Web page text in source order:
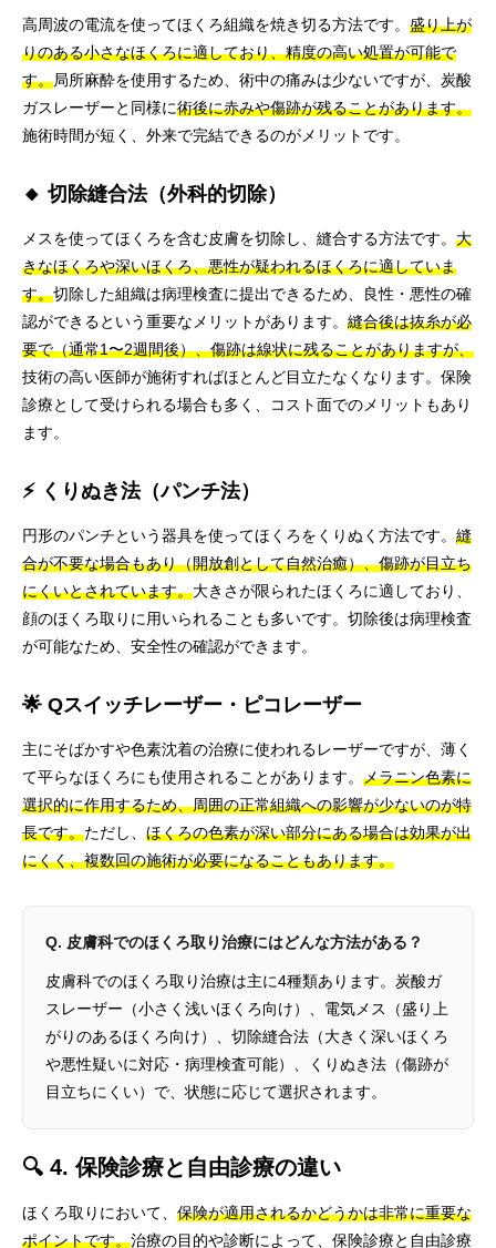
高周波の電流を使ってほくろ組織を焼き切る方法です。 盛り上が
りのある小さなほくろに適しており、精度の高い処置が可能で
す。局所麻酔を使用するため、術中の痛みは少ないですが、炭酸
ガスレーザーと同様に術後に赤みや傷跡が残ることがあります。
施術時間が短く、外来で完結できるのがメリットです。
🔸 切除縫合法（外科的切除）
メスを使ってほくろを含む皮膚を切除し、縫合する方法です。 大
きなほくろや深いほくろ、悪性が疑われるほくろに適していま
す。切除した組織は病理検査に提出できるため、良性・悪性の確
認ができるという重要なメリットがあります。 縫合後は抜糸が必
要で（通常1〜2週間後）、傷跡は線状に残ることがありますが、
技術の高い医師が施術すればほとんど目立たなくなります。保険
診療として受けられる場合も多く、コスト面でのメリットもあり
ます。
⚡ くりぬき法（パンチ法）
円形のパンチという器具を使ってほくろをくりぬく方法です。 縫
合が不要な場合もあり（開放創として自然治癒）、傷跡が目立ち
にくいとされています。大きさが限られたほくろに適しており、
顔のほくろ取りに用いられることも多いです。切除後は病理検査
が可能なため、安全性の確認ができます。
🌟 Qスイッチレーザー・ピコレーザー
主にそばかすや色素沈着の治療に使われるレーザーですが、薄く
て平らなほくろにも使用されることがあります。 メラニン色素に
選択的に作用するため、周囲の正常組織への影響が少ないのが特
長です。ただし、 ほくろの色素が深い部分にある場合は効果が出
にくく、複数回の施術が必要になることもあります。
Q. 皮膚科でのほくろ取り治療にはどんな方法がある？
皮膚科でのほくろ取り治療は主に4種類あります。炭酸ガ
スレーザー（小さく浅いほくろ向け）、電気メス（盛り上
がりのあるほくろ向け）、切除縫合法（大きく深いほくろ
や悪性疑いに対応・病理検査可能）、くりぬき法（傷跡が
目立ちにくい）で、状態に応じて選択されます。
🔍 4. 保険診療と自由診療の違い
ほくろ取りにおいて、 保険が適用されるかどうかは非常に重要な
ポイントです。治療の目的や診断によって、保険診療と自由診療